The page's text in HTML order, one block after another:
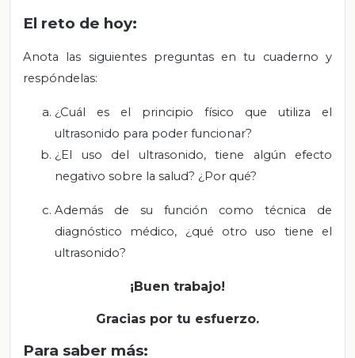
El reto de hoy:
Anota las siguientes preguntas en tu cuaderno y
respóndelas:
¿Cuál es el principio físico que utiliza el
ultrasonido para poder funcionar?
¿El uso del ultrasonido, tiene algún efecto
negativo sobre la salud? ¿Por qué?
Además de su función como técnica de
diagnóstico médico, ¿qué otro uso tiene el
ultrasonido?
¡Buen trabajo!
Gracias por tu esfuerzo.
Para saber más: